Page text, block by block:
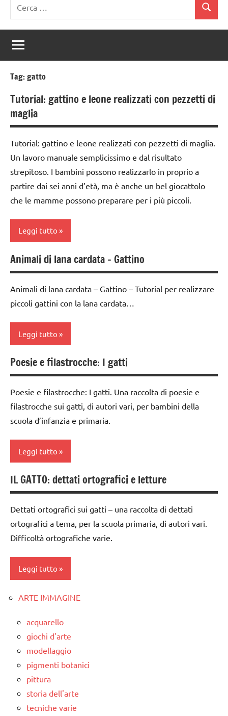
per:
Cerca
Tag:gatto
Tutorial: gattino e leone realizzati con pezzetti di
maglia
Tutorial: gattino e leone realizzati con pezzetti di maglia.
Un lavoro manuale semplicissimo e dal risultato
strepitoso. I bambini possono realizzarlo in proprio a
partire dai sei anni d’età, ma è anche un bel giocattolo
che le mamme possono preparare per i più piccoli.
Leggi tutto
classe
1a
da 0
a 3
dai
6
anni
GUIDA
DIDATTICA
WALDORF
manuale
Waldorf
maglia
TUTTI GLI
ARGOMENTI
PER ETA'
ARTICOLI
Animali di lana cardata – Gattino
Animali di lana cardata – Gattino – Tutorial per realizzare
piccoli gattini con la lana cardata…
Leggi tutto
3a
settimana
di
avvento
classe
classe
5a
FESTE
DELL'ANNO
lana
cardata
e feltro
Natale
presepe
TUTORIAL
ARGOMENTI
PER ETA'
TUTTI GLI
Poesie e filastrocche: I gatti
Poesie e filastrocche: I gatti. Una raccolta di poesie e
filastrocche sui gatti, di autori vari, per bambini della
scuola d’infanzia e primaria.
Leggi tutto
classi
1a-5a
dai
3 ai
6
LINGUAGGIO
/
poesie e
SCIENZE
scienze:
animali
IL GATTO: dettati ortografici e letture
Dettati ortografici sui gatti – una raccolta di dettati
ortografici a tema, per la scuola primaria, di autori vari.
Difficoltà ortografiche varie.
Leggi tutto
classe
classe
classe
classe
4a
ARTE IMMAGINE
acquarello
giochi d'arte
modellaggio
pigmenti botanici
pittura
storia dell'arte
tecniche varie